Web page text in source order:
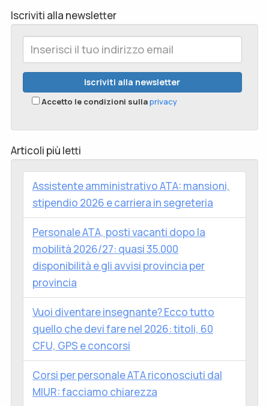
Iscriviti alla newsletter
Accetto le condizioni sullaprivacy
Articoli più letti
Assistente amministrativo ATA: mansioni,
stipendio 2026 e carriera in segreteria
Personale ATA, posti vacanti dopo la
mobilità 2026/27: quasi 35.000
disponibilità e gli avvisi provincia per
provincia
Vuoi diventare insegnante? Ecco tutto
quello che devi fare nel 2026: titoli, 60
CFU, GPS e concorsi
Corsi per personale ATA riconosciuti dal
MIUR: facciamo chiarezza